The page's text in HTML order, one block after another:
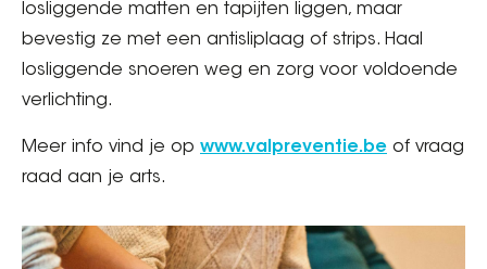
losliggende matten en tapijten liggen, maar
bevestig ze met een antisliplaag of strips. Haal
losliggende snoeren weg en zorg voor voldoende
verlichting.
Meer info vind je op www.valpreventie.be of vraag
raad aan je arts.